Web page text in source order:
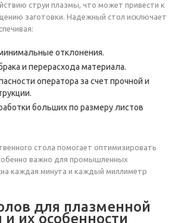
струи плазмы, что может привести к
заготовки. Надежный стол исключает
отклонения.
и перерасхода материала.
оператора за счет прочной и
больших по размеру листов
стола помогает оптимизировать
важно для промышленных
каждая минута и каждый миллиметр
для плазменной
и их особенности